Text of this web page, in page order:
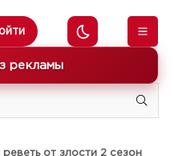
рекламы
от злости 2 сезон